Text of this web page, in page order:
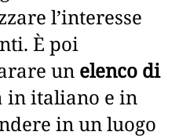
l’interesse
È poi
un elenco di
in italiano e in
in un luogo